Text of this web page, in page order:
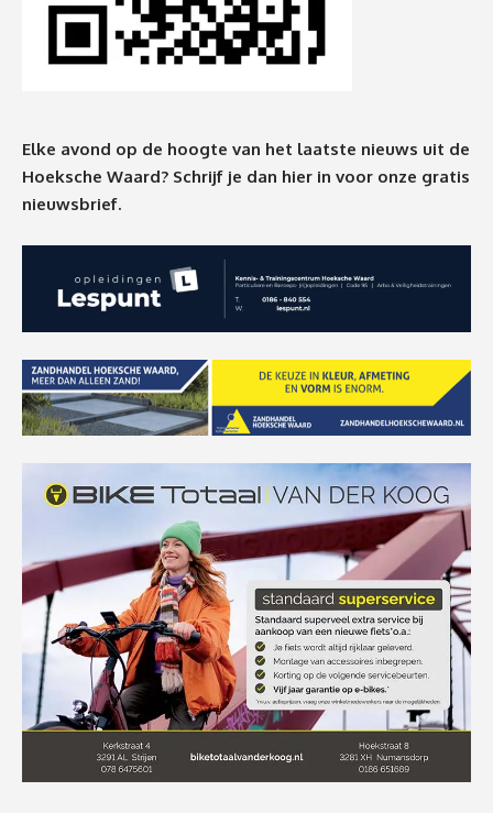
Elke avond op de hoogte van het laatste nieuws uit de
Hoeksche Waard? Schrijf je dan hier in voor onze gratis
nieuwsbrief.